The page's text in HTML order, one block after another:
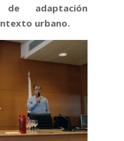
de adaptación
urbano.